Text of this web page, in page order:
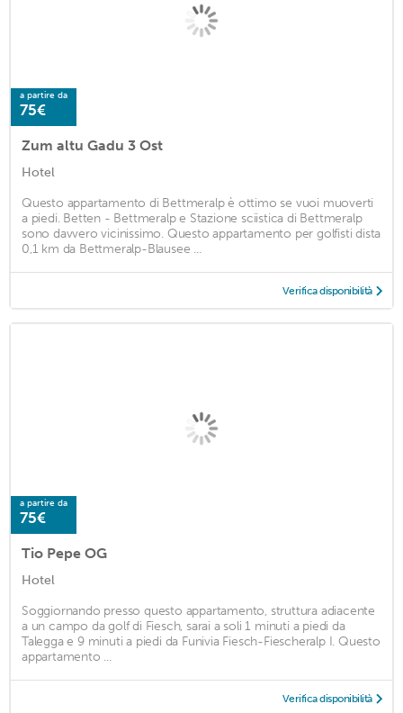
a partire da
75€
Zum altu Gadu 3 Ost
Hotel
Questo appartamento di Bettmeralp è ottimo se vuoi muoverti
a piedi. Betten - Bettmeralp e Stazione sciistica di Bettmeralp
sono davvero vicinissimo. Questo appartamento per golfisti dista
0,1 km da Bettmeralp-Blausee ...
Verifica disponibilità
a partire da
75€
Tio Pepe OG
Hotel
Soggiornando presso questo appartamento, struttura adiacente
a un campo da golf di Fiesch, sarai a soli 1 minuti a piedi da
Talegga e 9 minuti a piedi da Funivia Fiesch-Fiescheralp I. Questo
appartamento ...
Verifica disponibilità